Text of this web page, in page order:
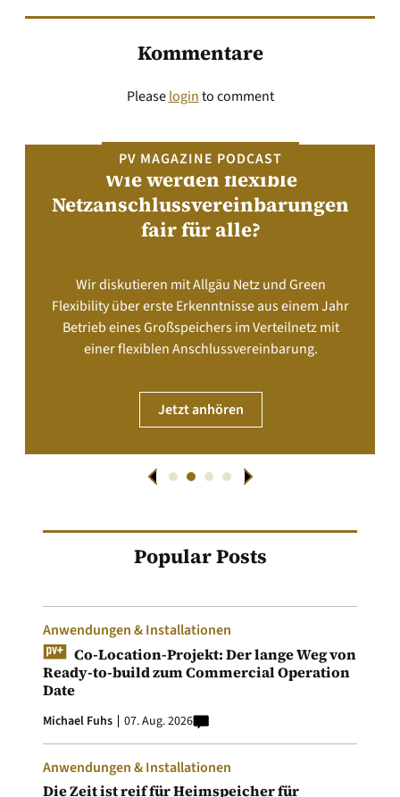
Kommentare
Pleaseloginto comment
PV MAGAZINE PODCAST
Wie werden flexible
Netzanschlussvereinbarungen
fair für alle?
Wir diskutieren mit Allgäu Netz und Green
Flexibility über erste Erkenntnisse aus einem Jahr
Betrieb eines Großspeichers im Verteilnetz mit
einer flexiblen Anschlussvereinbarung.
Jetzt anhören
Popular Posts
Anwendungen & Installationen
Co-Location-Projekt: Der lange Weg von
Ready-to-build zum Commercial Operation
Date
Michael Fuhs 07. Aug. 2026
Anwendungen & Installationen
Die Zeit ist reif für Heimspeicher für